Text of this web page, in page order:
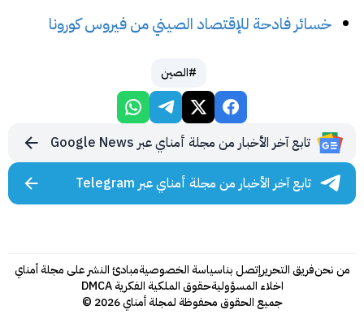
خسائر فادحة للإقتصاد الصيني من فيروس كورونا
#الصين
تابع آخر الأخبار من مجلة أمناي عبر Google News
تابع آخر الأخبار من مجلة أمناي عبر Telegram
من نحنفريق التحريرإتصل بناسياسة الخصوصيةمبادئ النشر على مجلة أمناي
اخلاء المسؤوليةحقوق الملكية الفكرية DMCA
جميع الحقوق محفوظة لمجلة أمناي 2026 ©